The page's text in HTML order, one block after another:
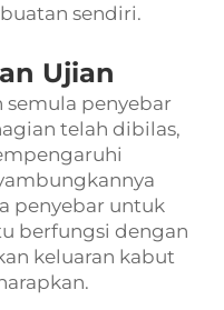
sendiri.
Ujian
semula penyebar
telah dibilas,
penyebar untuk
berfungsi dengan
keluaran kabut